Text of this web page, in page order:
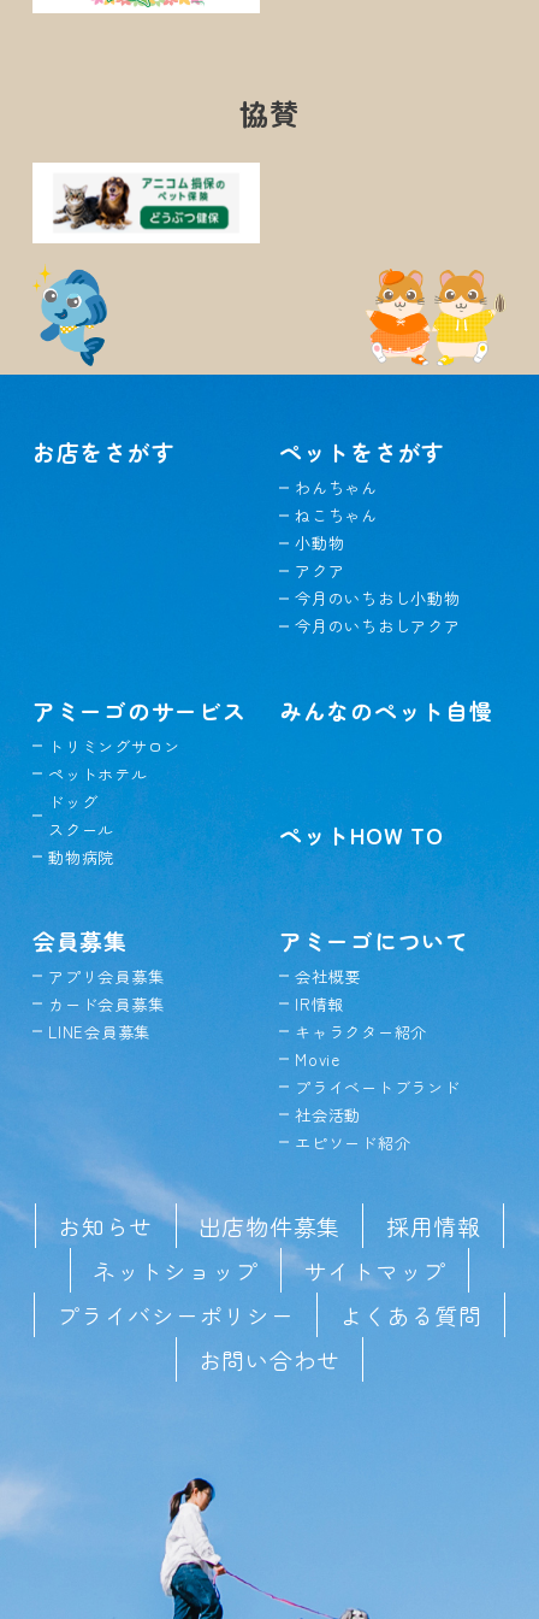
協賛
お店をさがす ペットをさがす
わんちゃん
ねこちゃん
小動物
アクア
今月のいちおし小動物
今月のいちおしアクア
アミーゴのサービス
トリミングサロン
ペットホテル
ドッグ
スクール
動物病院
みんなのペット自慢
ペットHOW TO
会員募集
アプリ会員募集
カード会員募集
LINE会員募集
アミーゴについて
会社概要
IR情報
キャラクター紹介
Movie
プライベートブランド
社会活動
エピソード紹介
お知らせ 出店物件募集
採用情報
ネットショップ
サイトマップ
プライバシーポリシー
よくある質問
お問い合わせ